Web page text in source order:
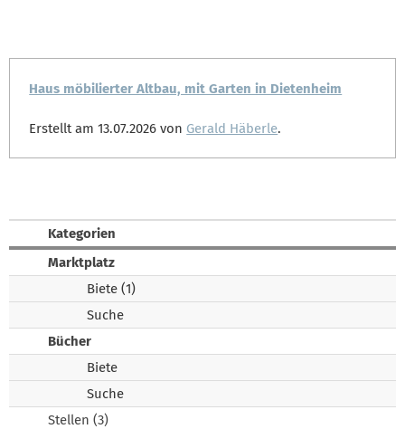
Haus möbilierter Altbau, mit Garten in Dietenheim
Erstellt am 13.07.2026 von Gerald Häberle.
Kategorien
Marktplatz
Biete (1)
Suche
Bücher
Biete
Suche
Stellen (3)